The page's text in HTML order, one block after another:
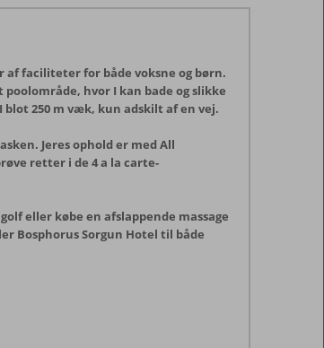
af faciliteter for både voksne og børn.
hvor I kan bade og slikke
250 m væk, kun adskilt af en vej.
Jeres ophold er med All
retter i de 4 a la carte-
eller købe en afslappende massage
Bosphorus Sorgun Hotel til både